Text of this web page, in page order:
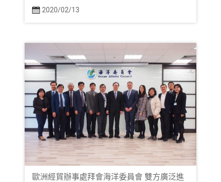
2020/02/13
歐洲經貿辦事處拜會海洋委員會 雙方廣泛進